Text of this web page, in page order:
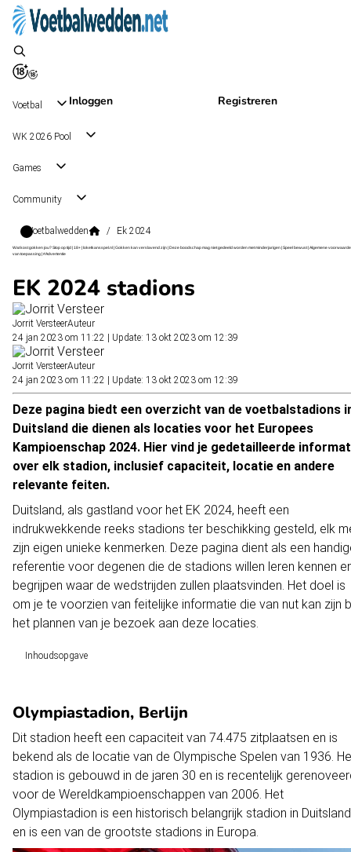
Inloggen Registreren
Voetbal
WK 2026 Pool
Games
Community
Voetbalwedden / Ek 2024
Wat kost gokken jou? Stop op tijd | 18+ | loketkansspel.nl | Gokken kan verslavend zijn | Deze boodschap mag niet gedeeld worden met minderjarigen | Speel bewust | Algemene
van toepassing | #Advertentie
EK 2024 stadions
Jorrit VersteerAuteur
24 jan 2023 om 11:22
Update: 13 okt 2023 om 12:39
Jorrit VersteerAuteur
24 jan 2023 om 11:22
Update: 13 okt 2023 om 12:39
Deze pagina biedt een overzicht van de voetbalstadions
Duitsland die dienen als locaties voor het Europees
Kampioenschap 2024. Hier vind je gedetailleerde
over elk stadion, inclusief capaciteit, locatie en andere
relevante feiten.
Duitsland, als gastland voor het EK 2024, heeft een
indrukwekkende reeks stadions ter beschikking gesteld, elk
zijn eigen unieke kenmerken. Deze pagina dient als een
referentie voor degenen die de stadions willen leren kennen
begrijpen waar de wedstrijden zullen plaatsvinden. Het doel is
om je te voorzien van feitelijke informatie die van nut kan zijn
het plannen van je bezoek aan deze locaties.
Inhoudsopgave
Allianz Arena, München
Signal Iduna Park, Dortmund
Veltins-Arena, Gelsenkirchen
Mercedes-Benz Arena, Stuttgart
RheinEnergieStadion, Keulen
Red Bull Arena, Leipzig
Olympiastadion, Berlijn
Dit stadion heeft een capaciteit van 74.475 zitplaatsen en is
bekend als de locatie van de Olympische Spelen van 1936.
stadion is gebouwd in de jaren 30 en is recentelijk
voor de Wereldkampioenschappen van 2006. Het
Olympiastadion is een historisch belangrijk stadion in Duitsland
en is een van de grootste stadions in Europa.